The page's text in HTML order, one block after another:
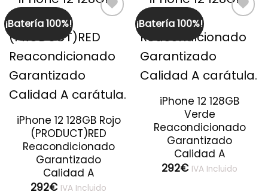
¡Batería 100%!
Guardar
iPhone 12 128GB Rojo
(PRODUCT)RED
Reacondicionado
Garantizado
Calidad A
292€ IVA Incluido
¡Batería 100%!
iPhone 12 128GB
Verde
Reacondicionado
Garantizado
Calidad A
292€ IVA Incluido